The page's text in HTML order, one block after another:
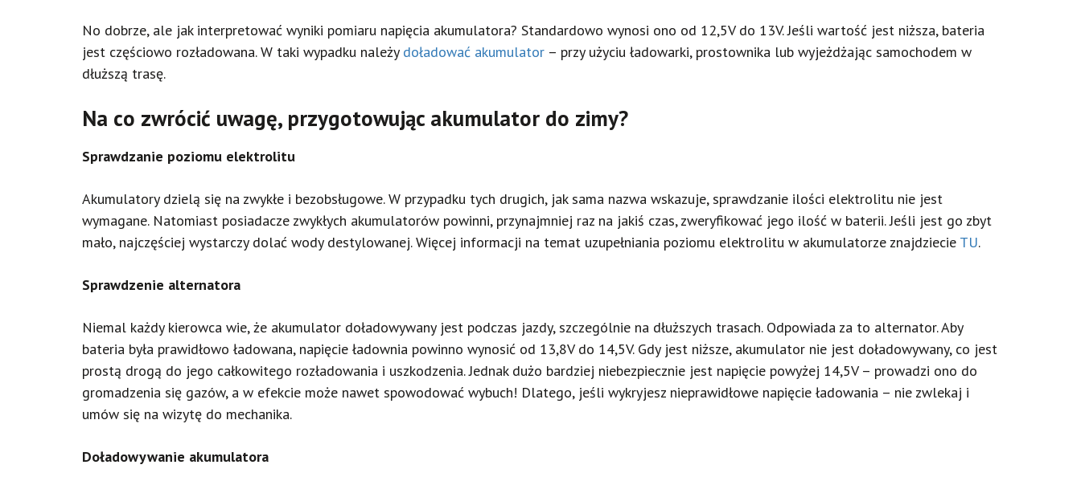
No dobrze, ale jak interpretować wyniki pomiaru napięcia akumulatora? Standardowo wynosi ono od 12,5V do 13V. Jeśli wartość jest niższa, bateria
jest częściowo rozładowana. W taki wypadku należy doładować akumulator – przy użyciu ładowarki, prostownika lub wyjeżdżając samochodem w
dłuższą trasę.
Na co zwrócić uwagę, przygotowując akumulator do zimy?
Sprawdzanie poziomu elektrolitu
Akumulatory dzielą się na zwykłe i bezobsługowe. W przypadku tych drugich, jak sama nazwa wskazuje, sprawdzanie ilości elektrolitu nie jest
wymagane. Natomiast posiadacze zwykłych akumulatorów powinni, przynajmniej raz na jakiś czas, zweryfikować jego ilość w baterii. Jeśli jest go zbyt
mało, najczęściej wystarczy dolać wody destylowanej. Więcej informacji na temat uzupełniania poziomu elektrolitu w akumulatorze znajdziecie TU.
Sprawdzenie alternatora
Niemal każdy kierowca wie, że akumulator doładowywany jest podczas jazdy, szczególnie na dłuższych trasach. Odpowiada za to alternator. Aby
bateria była prawidłowo ładowana, napięcie ładownia powinno wynosić od 13,8V do 14,5V. Gdy jest niższe, akumulator nie jest doładowywany, co jest
prostą drogą do jego całkowitego rozładowania i uszkodzenia. Jednak dużo bardziej niebezpiecznie jest napięcie powyżej 14,5V – prowadzi ono do
gromadzenia się gazów, a w efekcie może nawet spowodować wybuch! Dlatego, jeśli wykryjesz nieprawidłowe napięcie ładowania – nie zwlekaj i
umów się na wizytę do mechanika.
Doładowywanie akumulatora